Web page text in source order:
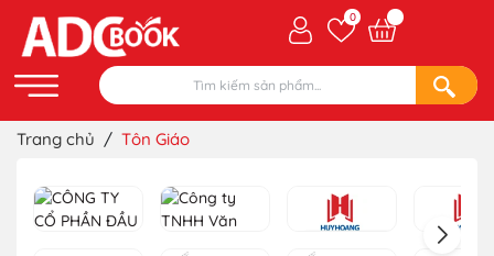
0
Trang chủ / Tôn Giáo